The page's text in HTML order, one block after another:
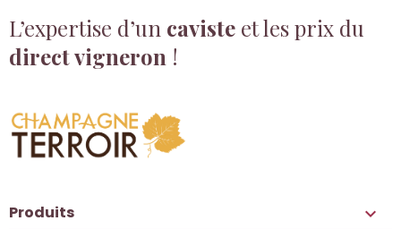
L’expertise d’un caviste et les prix du
direct vigneron !
Produits 